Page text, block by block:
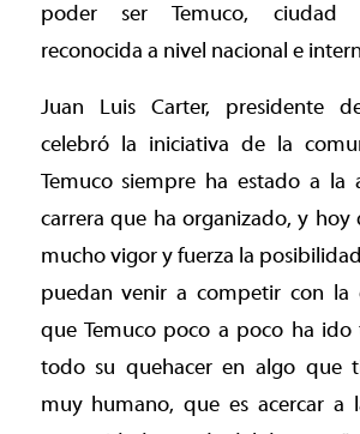
poder ser Temuco, ciudad
reconocida a nivel nacional e
Juan Luis Carter, presidente
celebró la iniciativa de la
Temuco siempre ha estado a la
carrera que ha organizado, y hoy
mucho vigor y fuerza la
puedan venir a competir con
que Temuco poco a poco ha ido
todo su quehacer en algo que
muy humano, que es acercar a